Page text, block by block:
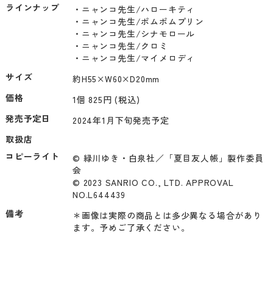
ラインナップ
・ニャンコ先生/ハローキティ
・ニャンコ先生/ポムポムプリン
・ニャンコ先生/シナモロール
・ニャンコ先生/クロミ
・ニャンコ先生/マイメロディ
サイズ
約H55×W60×D20mm
価格
1個 825円 (税込)
発売予定日
2024年1月下旬発売予定
取扱店
コピーライト
© 緑川ゆき・白泉社／「夏目友人帳」製作委員
会
© 2023 SANRIO CO., LTD. APPROVAL
NO.L644439
備考
＊画像は実際の商品とは多少異なる場合があり
ます。予めご了承ください。